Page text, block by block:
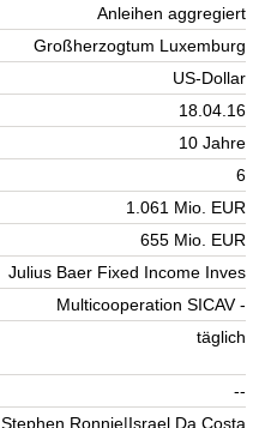
Anleihen aggregiert
Großherzogtum Luxemburg
US-Dollar
18.04.16
10 Jahre
6
1.061 Mio. EUR
655 Mio. EUR
Julius Baer Fixed Income Inves
Multicooperation SICAV -
täglich
--
Stephen Ronnie|Israel Da Costa